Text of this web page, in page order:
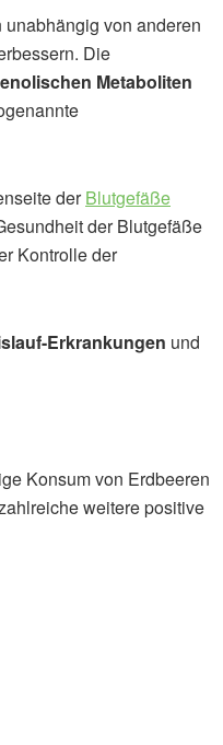
von anderen
Die
Metaboliten
derBlutgefäße
der Blutgefäße
Kontrolle der
Erkrankungen und
Konsum von Erdbeeren
weitere positive